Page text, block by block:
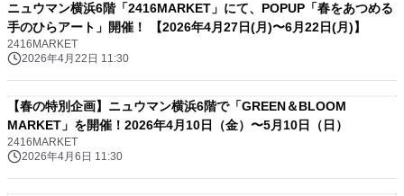
ニュウマン横浜6階「2416MARKET」にて、POPUP「春をあつめる
手のひらアート」開催！ 【2026年4月27日(月)〜6月22日(月)】
2416MARKET
2026年4月22日 11:30
【春の特別企画】ニュウマン横浜6階で「GREEN＆BLOOM
MARKET」を開催！2026年4月10日（金）〜5月10日（日）
2416MARKET
2026年4月6日 11:30